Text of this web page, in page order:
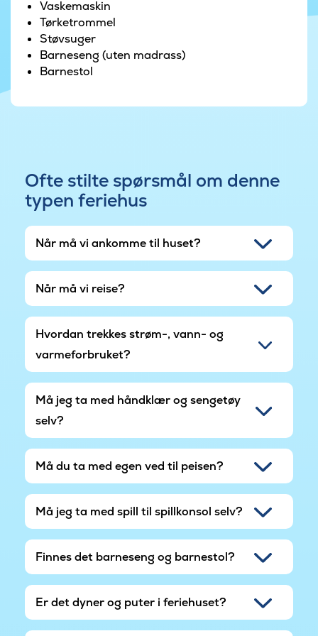
På huset er det en fisk rengjøring område hvor
fangsten kan rengjøres.
Vaskemaskin
Tørketrommel
Støvsuger
Barneseng (uten madrass)
Barnestol
Ofte stilte spørsmål om denne
typen feriehus
Når må vi ankomme til huset?
Når må vi reise?
Hvordan trekkes strøm-, vann- og
varmeforbruket?
Må jeg ta med håndklær og sengetøy
selv?
Må du ta med egen ved til peisen?
Må jeg ta med spill til spillkonsol selv?
Finnes det barneseng og barnestol?
Er det dyner og puter i feriehuset?